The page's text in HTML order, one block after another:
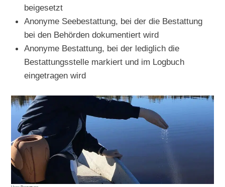
beigesetzt
Anonyme Seebestattung, bei der die Bestattung
bei den Behörden dokumentiert wird
Anonyme Bestattung, bei der lediglich die
Bestattungsstelle markiert und im Logbuch
eingetragen wird